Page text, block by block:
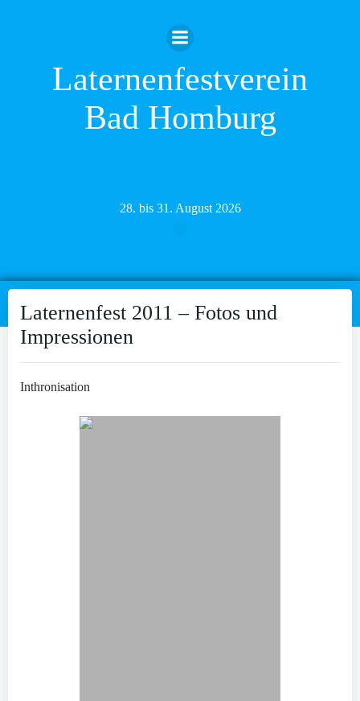
Inhalt
springen
Laternenfestverein
Bad Homburg
28. bis 31. August 2026
Laternenfest 2011 – Fotos und
Impressionen
Inthronisation